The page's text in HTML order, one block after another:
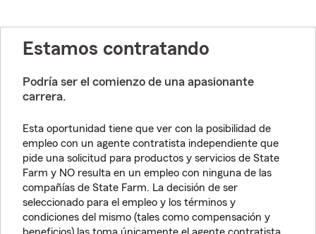
Estamos contratando
Podría ser el comienzo de una apasionante
carrera.
Esta oportunidad tiene que ver con la posibilidad de
empleo con un agente contratista independiente que
pide una solicitud para productos y servicios de State
Farm y NO resulta en un empleo con ninguna de las
compañías de State Farm. La decisión de ser
seleccionado para el empleo y los términos y
condiciones del mismo (tales como compensación y